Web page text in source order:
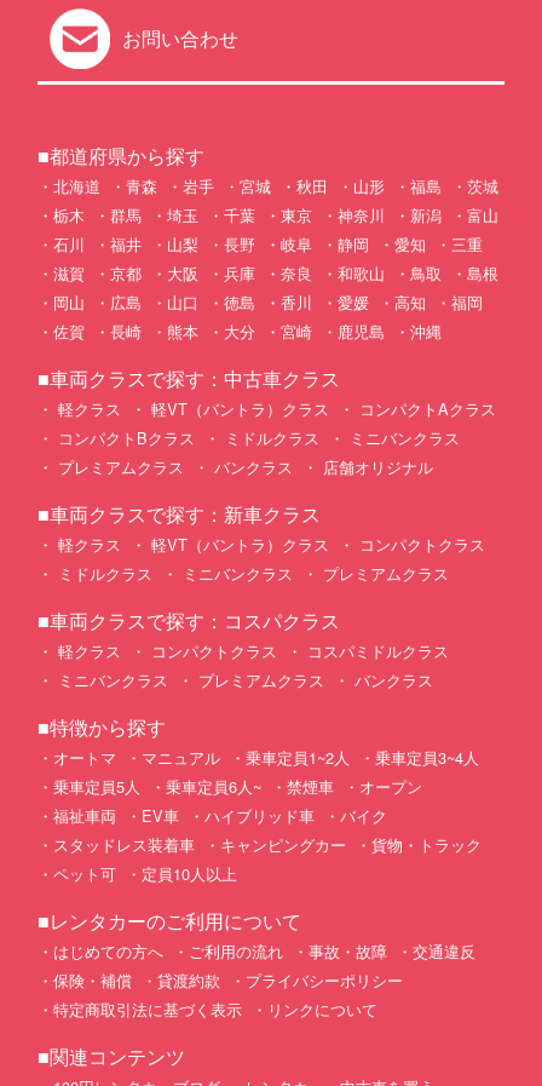
お問い合わせ
■都道府県から探す
北海道 青森 岩手 宮城 秋田 山形 福島
茨城
栃木
群馬 埼玉 千葉 東京 神奈川 新潟
富山
石川
福井 山梨 長野 岐阜 静岡 愛知
三重
滋賀
京都 大阪 兵庫 奈良 和歌山 鳥取
島根
岡山
広島 山口 徳島 香川 愛媛 高知
福岡
佐賀
長崎 熊本 大分 宮崎 鹿児島 沖縄
■車両クラスで探す：中古車クラス
軽クラス 軽VT（バントラ）クラス
コンパクトAクラス
コンパクトBクラス
ミドルクラス
ミニバンクラス
プレミアムクラス
バンクラス 店舗オリジナル
■車両クラスで探す：新車クラス
軽クラス 軽VT（バントラ）クラス
コンパクトクラス
ミドルクラス
ミニバンクラス プレミアムクラス
■車両クラスで探す：コスパクラス
軽クラス コンパクトクラス
コスパミドルクラス
ミニバンクラス
プレミアムクラス バンクラス
■特徴から探す
オートマ マニュアル 乗車定員1~2人
乗車定員3~4人
乗車定員5人
乗車定員6人~ 禁煙車
オープン
福祉車両
EV車 ハイブリッド車
バイク
スタッドレス装着車
キャンピングカー
貨物・トラック
ペット可
定員10人以上
■レンタカーのご利用について
はじめての方へ ご利用の流れ 事故・故障
交通違反
保険・補償
貸渡約款
プライバシーポリシー
特定商取引法に基づく表示
リンクについて
■関連コンテンツ